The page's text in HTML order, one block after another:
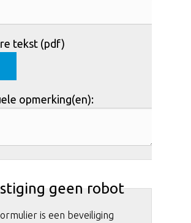
tekst (pdf)
opmerking(en):
geen robot
is een beveiliging